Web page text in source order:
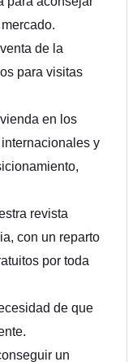
de la
para visitas
en los
y
revista
con un reparto
por toda
de que
un